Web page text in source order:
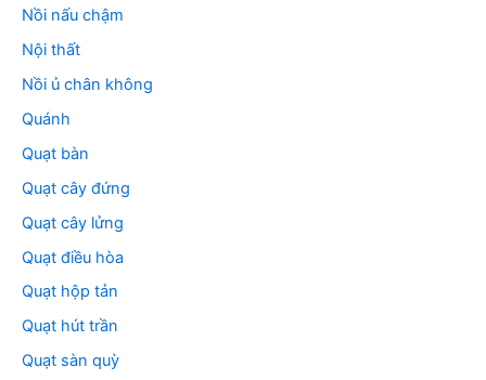
Nồi nấu chậm
Nội thất
Nồi ủ chân không
Quánh
Quạt bàn
Quạt cây đứng
Quạt cây lửng
Quạt điều hòa
Quạt hộp tản
Quạt hút trần
Quạt sàn quỳ